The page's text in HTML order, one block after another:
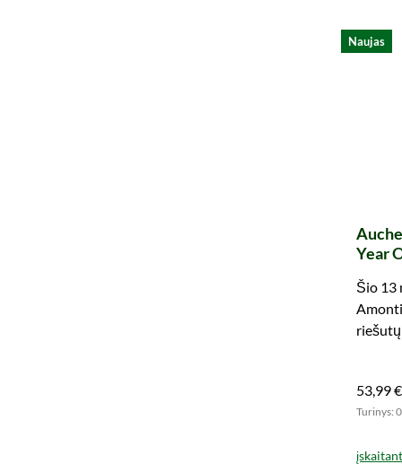
Naujas
Year
Šio 13
53,99 €
Turinys: